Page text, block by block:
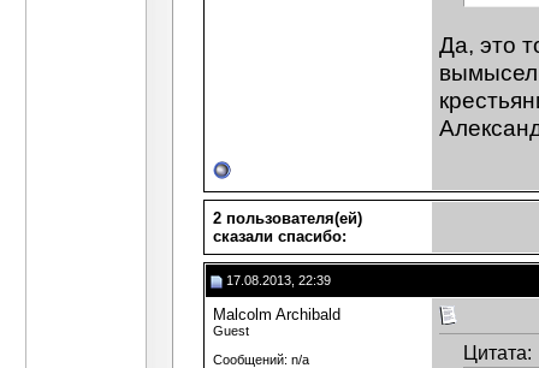
Да, это
2 пользователя(ей)
сказали cпасибо:
17.08.2013, 22:39
Malcolm Archibald
Guest
Сообщений: n/a
Цитата: